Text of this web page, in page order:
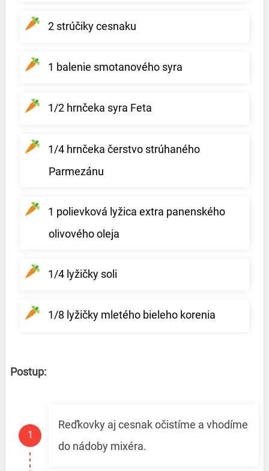
2 strúčiky cesnaku
1 balenie smotanového syra
1/2 hrnčeka syra Feta
1/4 hrnčeka čerstvo strúhaného
Parmezánu
1 polievková lyžica extra panenského
olivového oleja
1/4 lyžičky soli
1/8 lyžičky mletého bieleho korenia
Postup:
Reďkovky aj cesnak očistíme a vhodíme
do nádoby mixéra.